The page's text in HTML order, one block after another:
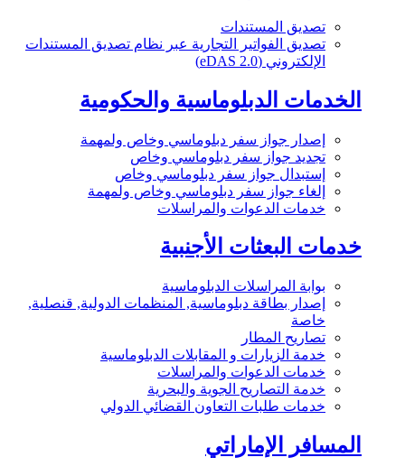
تصديق المستندات
تصديق الفواتير التجارية عبر نظام تصديق المستندات
الإلكتروني (eDAS 2.0)
الخدمات الدبلوماسية والحكومية
إصدار جواز سفر دبلوماسي وخاص ولمهمة
تجديد جواز سفر دبلوماسي وخاص
إستبدال جواز سفر دبلوماسي وخاص
إلغاء جواز سفر دبلوماسي وخاص ولمهمة
خدمات الدعوات والمراسلات
خدمات البعثات الأجنبية
بوابة المراسلات الدبلوماسية
إصدار بطاقة دبلوماسية, المنظمات الدولية, قنصلية,
خاصة
تصاريح المطار
خدمة الزيارات و المقابلات الدبلوماسية
خدمات الدعوات والمراسلات
خدمة التصاريح الجوية والبحرية
خدمات طلبات التعاون القضائي الدولي
المسافر الإماراتي